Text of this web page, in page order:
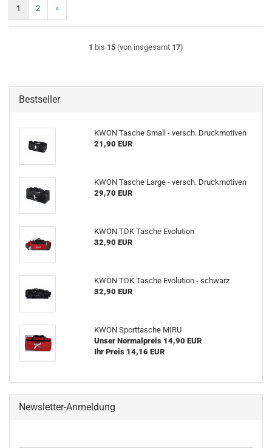
1 2 »
1 bis 15 (von insgesamt 17)
Bestseller
KWON Tasche Small - versch. Druckmotiven
21,90 EUR
KWON Tasche Large - versch. Druckmotiven
29,70 EUR
KWON TDK Tasche Evolution
32,90 EUR
KWON TDK Tasche Evolution - schwarz
32,90 EUR
KWON Sporttasche MIRU
Unser Normalpreis 14,90 EUR
Ihr Preis 14,16 EUR
Newsletter-Anmeldung